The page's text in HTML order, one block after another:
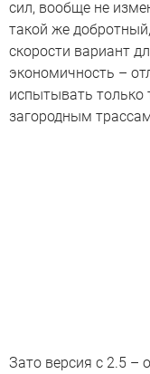
сил, вообще не
такой же
скорости вариант
экономичность –
испытывать только
загородным
Зато версия с 2.5 –